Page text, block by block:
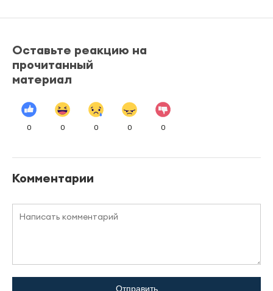
Оставьте реакцию на
прочитанный
материал
0 0 0 0 0
Комментарии
Отправить